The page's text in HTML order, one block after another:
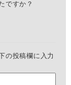
ですか？
の投稿欄に入力